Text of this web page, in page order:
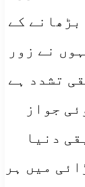
بڑھانے کے
نے زور
تشدد ہے
جواز
دنیا
میں ہر